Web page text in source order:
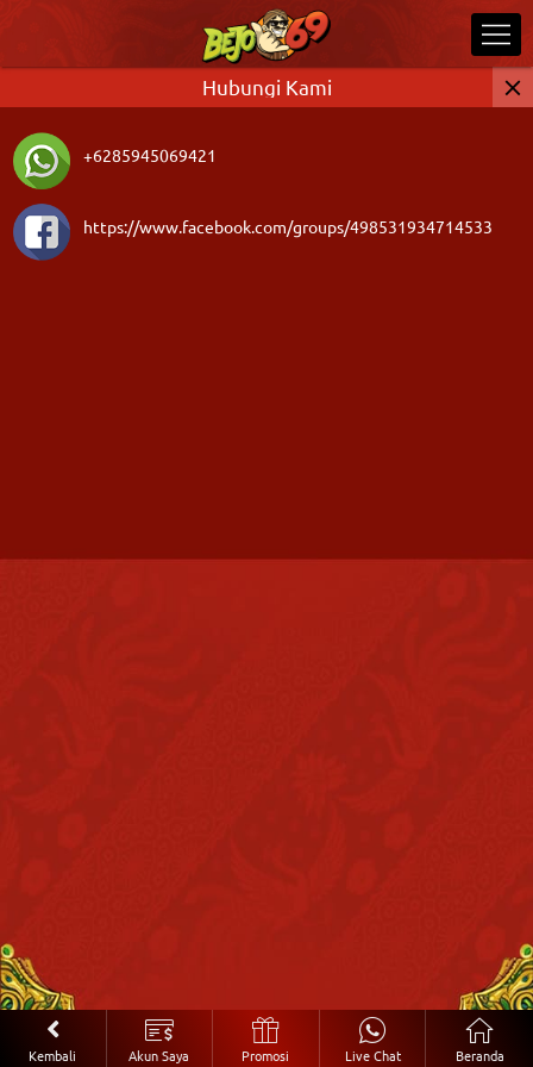
Hubungi Kami
+6285945069421
https://www.facebook.com/groups/498531934714533
Kembali Akun Saya Promosi Live Chat Beranda